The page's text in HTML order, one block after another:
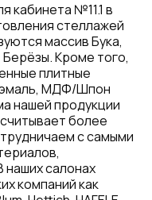
кабинета №11.1 в
стеллажей
массив Бука,
Кроме того,
плитные
МДФ/Шпон
нашей продукции
более
с самыми
салонах
компаний как